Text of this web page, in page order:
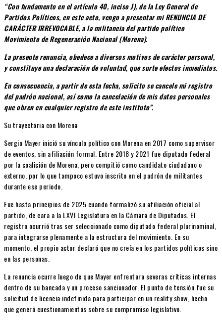
“Con fundamento en el artículo 40, inciso J), de la Ley General de
Partidos Políticos, en este acto, vengo a presentar mi RENUNCIA DE
CARÁCTER IRREVOCABLE, a la militancia del partido político
Movimiento de Regeneración Nacional (Morena).
La presente renuncia, obedece a diversos motivos de carácter personal,
y constituye una declaración de voluntad, que surte efectos inmediatos.
En consecuencia, a partir de esta fecha, solicito se cancele mi registro
del padrón nacional, así como la cancelación de mis datos personales
que obren en cualquier registro de este instituto”.
Su trayectoria con Morena
Sergio Mayer inició su vínculo político con Morena en 2017 como supervisor
de eventos, sin afiliación formal. Entre 2018 y 2021 fue diputado federal
por la coalición de Morena, pero compitió como candidato ciudadano o
externo, por lo que tampoco estuvo inscrito en el padrón de militantes
durante ese periodo.
Fue hasta principios de 2025 cuando formalizó su afiliación oficial al
partido, de cara a la LXVI Legislatura en la Cámara de Diputados. El
registro ocurrió tras ser seleccionado como diputado federal plurinominal,
para integrarse plenamente a la estructura del movimiento. En su
momento, el propio actor declaró que no creía en los partidos políticos sino
en las personas.
La renuncia ocurre luego de que Mayer enfrentara severas críticas internas
dentro de su bancada y un proceso sancionador. El punto de tensión fue su
solicitud de licencia indefinida para participar en un reality show, hecho
que generó cuestionamientos sobre su compromiso legislativo.